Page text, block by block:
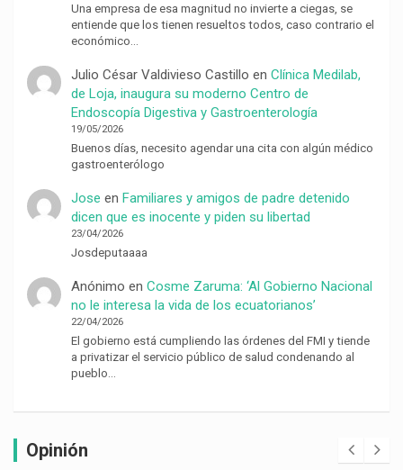
Una empresa de esa magnitud no invierte a ciegas, se
entiende que los tienen resueltos todos, caso contrario el
económico…
Julio César Valdivieso Castillo en Clínica Medilab,
de Loja, inaugura su moderno Centro de
Endoscopía Digestiva y Gastroenterología
19/05/2026
Buenos días, necesito agendar una cita con algún médico
gastroenterólogo
Jose en Familiares y amigos de padre detenido
dicen que es inocente y piden su libertad
23/04/2026
Josdeputaaaa
Anónimo en Cosme Zaruma: ‘Al Gobierno Nacional
no le interesa la vida de los ecuatorianos’
22/04/2026
El gobierno está cumpliendo las órdenes del FMI y tiende
a privatizar el servicio público de salud condenando al
pueblo…
Opinión